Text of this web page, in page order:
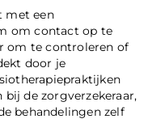
met een
om contact op te
om te controleren of
door je
de zorgverzekeraar,
behandelingen zelf